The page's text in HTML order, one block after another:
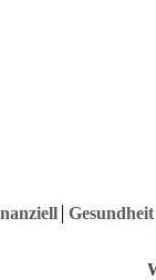
Gesundheit